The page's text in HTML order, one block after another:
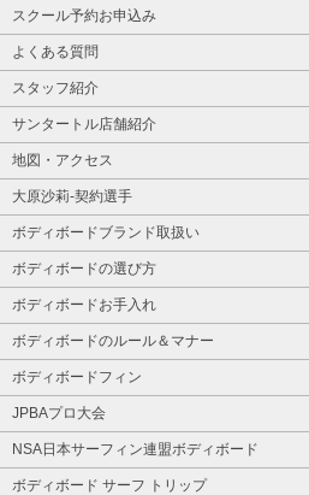
スクール予約お申込み
よくある質問
スタッフ紹介
サンタートル店舗紹介
地図・アクセス
大原沙莉-契約選手
ボディボードブランド取扱い
ボディボードの選び方
ボディボードお手入れ
ボディボードのルール＆マナー
ボディボードフィン
JPBAプロ大会
NSA日本サーフィン連盟ボディボード
ボディボード サーフ トリップ